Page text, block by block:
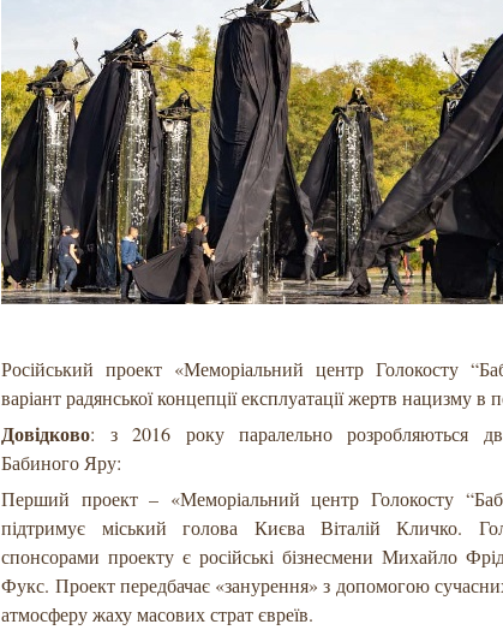
Російський проект «Меморіальний центр Голокосту
варіант радянської концепції експлуатації жертв нацизму в
Довідково: з 2016 року паралельно розробляються
Бабиного Яру:
Перший проект – «Меморіальний центр Голокосту
підтримує міський голова Києва Віталій Кличко.
спонсорами проекту є російські бізнесмени Михайло
Фукс. Проект передбачає «занурення» з допомогою сучасних
атмосферу жаху масових страт євреїв.